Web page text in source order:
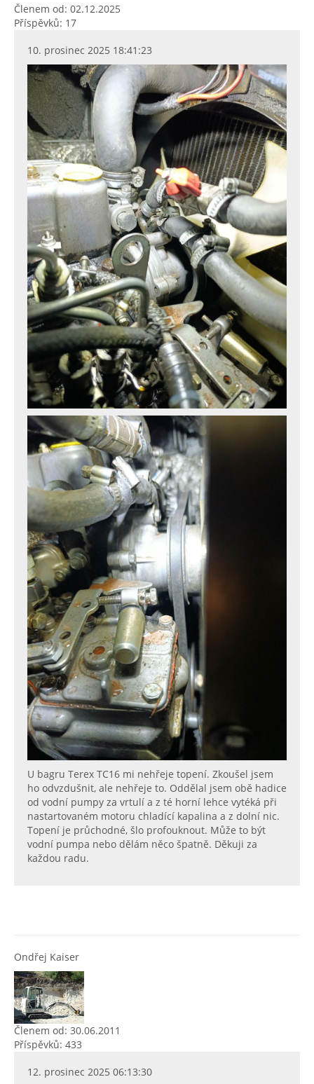
Členem od: 02.12.2025
Příspěvků: 17
10. prosinec 2025 18:41:23
U bagru Terex TC16 mi nehřeje topení. Zkoušel jsem
ho odvzdušnit, ale nehřeje to. Oddělal jsem obě hadice
od vodní pumpy za vrtulí a z té horní lehce vytéká při
nastartovaném motoru chladící kapalina a z dolní nic.
Topení je průchodné, šlo profouknout. Může to být
vodní pumpa nebo dělám něco špatně. Děkuji za
každou radu.
Ondřej Kaiser
Členem od: 30.06.2011
Příspěvků: 433
12. prosinec 2025 06:13:30